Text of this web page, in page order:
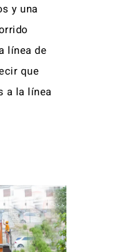
y una
línea de
que
a la línea